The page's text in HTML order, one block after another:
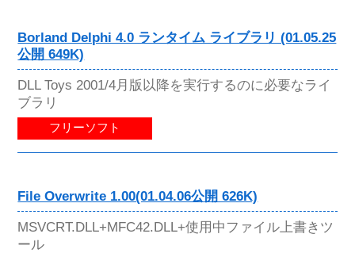
Borland Delphi 4.0 ランタイム ライブラリ (01.05.25
公開 649K)
DLL Toys 2001/4月版以降を実行するのに必要なライ
ブラリ
フリーソフト
File Overwrite 1.00(01.04.06公開 626K)
MSVCRT.DLL+MFC42.DLL+使用中ファイル上書きツ
ール